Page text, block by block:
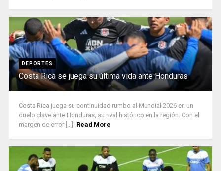
DEPORTES
Costa Rica se juega su última vida ante Honduras
Costa Rica juega su continuidad rumbo al Mundial 2026 en un
duelo clave ante Honduras, su rival histórico en la región. Con el
margen de error [...]
Read More